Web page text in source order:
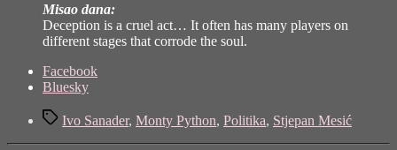
Misao dana:
Deception is a cruel act… It often has many players on
different stages that corrode the soul.
Share
"Belgijanci"
Facebook
Bluesky
TagsIvo Sanader, Monty Python, Politika, Stjepan Mesić